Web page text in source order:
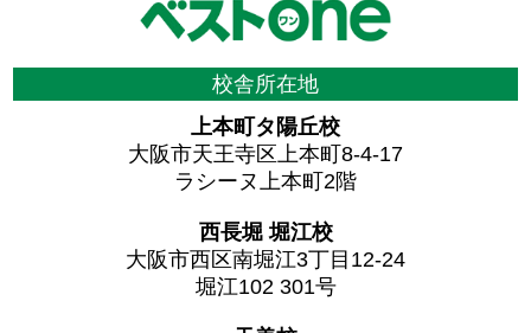
校舎所在地
上本町タ陽丘校
大阪市天王寺区上本町8-4-17
ラシーヌ上本町2階
西長堀 堀江校
大阪市西区南堀江3丁目12-24
堀江102 301号